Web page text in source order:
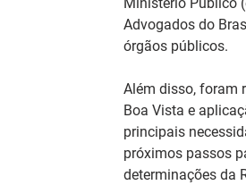
Advogados do
órgãos públicos.
Além disso, foram
Boa Vista e
principais
próximos passos
determinações da